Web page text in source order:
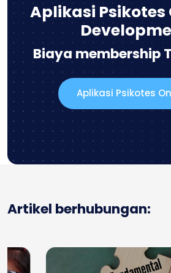
Aplikasi Psikotes
Biaya membership
Aplikasi Psikotes
Artikel berhubungan: